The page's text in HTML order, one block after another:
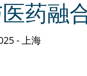
药融
- 上海